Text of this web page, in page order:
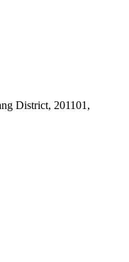
District, 201101,